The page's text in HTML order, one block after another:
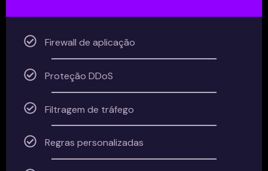
Firewall de aplicação
Proteção DDoS
Filtragem de tráfego
Regras personalizadas